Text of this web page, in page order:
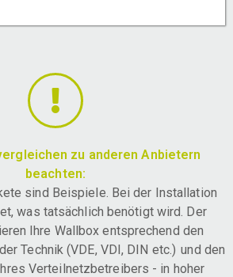
zu anderen Anbietern
beachten:
sind Beispiele. Bei der Installation
was tatsächlich benötigt wird. Der
Ihre Wallbox entsprechend den
Technik (VDE, VDI, DIN etc.) und den
Verteilnetzbetreibers - in hoher